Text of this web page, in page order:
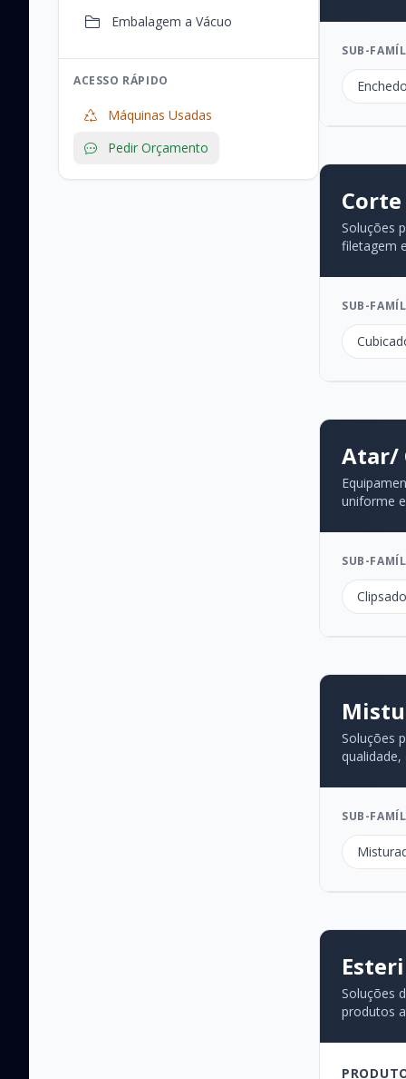
Embalagem a Vácuo
ACESSO RÁPIDO
Máquinas Usadas
Pedir Orçamento
SUB-
Soluções
filetagem
SUB-
Atar/
uniforme
SUB-
Soluções
SUB-
Soluções
produtos